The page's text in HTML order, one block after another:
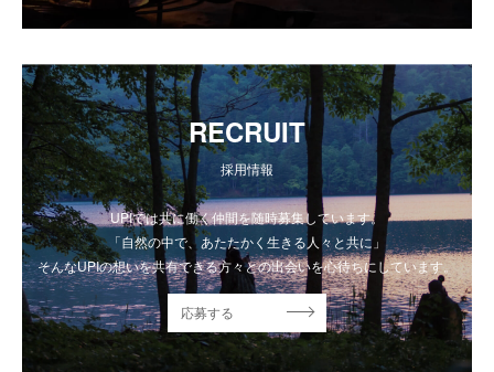
RECRUIT
採用情報
UPIでは共に働く仲間を随時募集しています。
「自然の中で、あたたかく生きる人々と共に」
そんなUPIの想いを共有できる方々との出会いを心待ちにしています。
応募する